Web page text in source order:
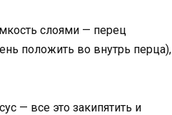
слоями — перец
положить во внутрь перца),
— все это закипятить и